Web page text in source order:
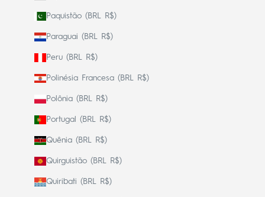
Paquistão (BRL R$)
Paraguai (BRL R$)
Peru (BRL R$)
Polinésia Francesa (BRL R$)
Polônia (BRL R$)
Portugal (BRL R$)
Quênia (BRL R$)
Quirguistão (BRL R$)
Quiribati (BRL R$)